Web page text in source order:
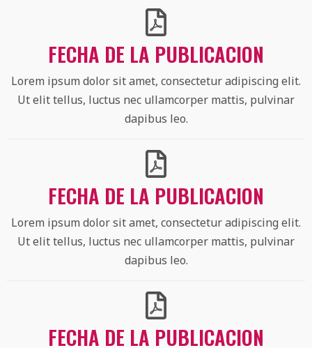
FECHA DE LA PUBLICACION
Lorem ipsum dolor sit amet, consectetur adipiscing elit.
Ut elit tellus, luctus nec ullamcorper mattis, pulvinar
dapibus leo.
FECHA DE LA PUBLICACION
Lorem ipsum dolor sit amet, consectetur adipiscing elit.
Ut elit tellus, luctus nec ullamcorper mattis, pulvinar
dapibus leo.
FECHA DE LA PUBLICACION